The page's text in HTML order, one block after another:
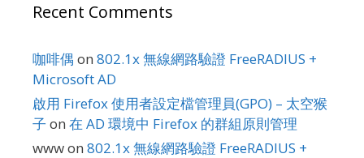
Recent Comments
咖啡偶 on 802.1x 無線網路驗證 FreeRADIUS +
Microsoft AD
啟用 Firefox 使用者設定檔管理員(GPO) – 太空猴
子 on 在 AD 環境中 Firefox 的群組原則管理
wwwon 802.1x 無線網路驗證 FreeRADIUS +